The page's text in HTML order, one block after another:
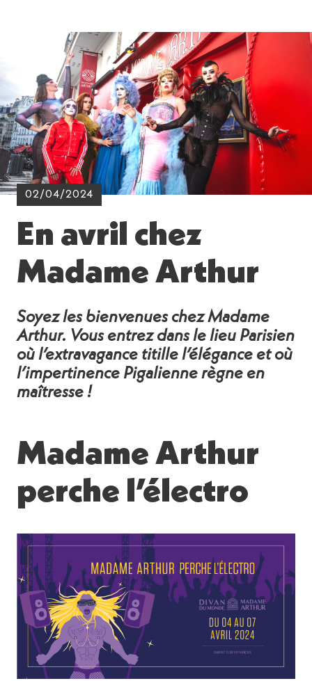
02/04/2024
En avril chez
Madame Arthur
Soyez les bienvenues chez Madame
Arthur. Vous entrez dans le lieu Parisien
où l’extravagance titille l’élégance et où
l’impertinence Pigalienne règne en
maîtresse !
Madame Arthur
perche l’électro